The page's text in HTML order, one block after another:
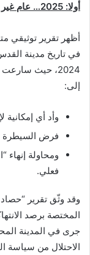
أولا: 2025… عام غير مسبوق في تاريخ القدس والمسجد الأقصى:
في تاريخ مدينة
2024، حيث
إلى:
وأد أي إمكانية
فرض السيطرة
ومحاولة
فعلي.
وقد وثّق تقرير
المختصة برصد
الاحتلال من سياسة